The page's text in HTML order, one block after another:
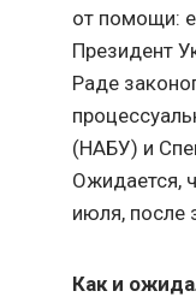
от помощи:
Президент
Раде
(НАБУ) и
Ожидается,
июля, после
Как и